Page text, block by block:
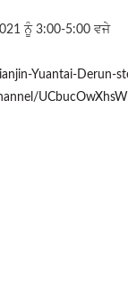
ਨੂੰ 3:00-5:00 ਵਜੇ
Yuantai-Derun-